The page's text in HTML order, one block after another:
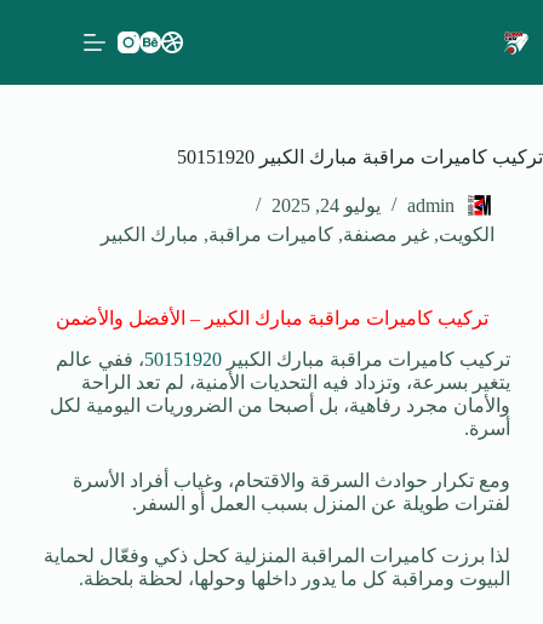
تركيب كاميرات مراقبة مبارك الكبير 50151920
admin
يوليو 24, 2025
الكويت, غير مصنفة, كاميرات مراقبة, مبارك الكبير
تركيب كاميرات مراقبة مبارك الكبير – الأفضل والأضمن
تركيب كاميرات مراقبة مبارك الكبير 50151920، ففي عالم
يتغير بسرعة، وتزداد فيه التحديات الأمنية، لم تعد الراحة
والأمان مجرد رفاهية، بل أصبحا من الضروريات اليومية لكل
أسرة.
ومع تكرار حوادث السرقة والاقتحام، وغياب أفراد الأسرة
لفترات طويلة عن المنزل بسبب العمل أو السفر.
لذا برزت كاميرات المراقبة المنزلية كحل ذكي وفعّال لحماية
البيوت ومراقبة كل ما يدور داخلها وحولها، لحظة بلحظة.